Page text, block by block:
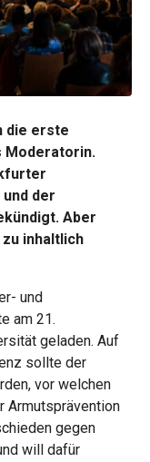
die erste
Moderatorin.
der
Aber
inhaltlich
und
am 21.
geladen. Auf
sollte der
vor welchen
Armutsprävention
gegen
will dafür